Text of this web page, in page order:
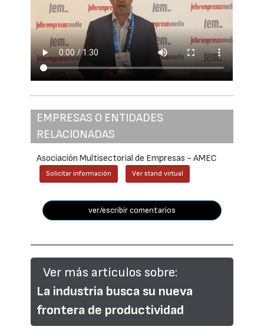
EMPRESAS O ENTIDADES
RELACIONADAS
Asociación Multisectorial de Empresas - AMEC
Solicitar información Ver stand virtual
ver/escribir comentarios
Ver más artículos sobre:
La industria busca su nueva
frontera de productividad